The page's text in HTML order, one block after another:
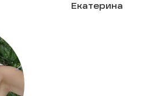
Екатерина